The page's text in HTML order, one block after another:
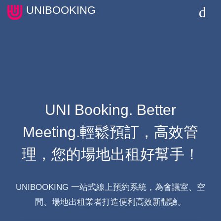
UNIBOOKING
訂單管理
UNI Booking. Better
Meeting.輕鬆預訂，高效管
理，您的場地出租好幫手！
UNIBOOKING 一站式線上預約系統，為會議室、空
間、場地出租業者打造便利高效新體驗。